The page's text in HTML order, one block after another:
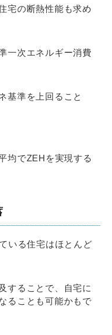
宅の断熱性能も求め
一次エネルギー消費
基準を上回ること
均でZEHを実現する
いる住宅はほとんど
することで、自宅に
ることも可能かもで